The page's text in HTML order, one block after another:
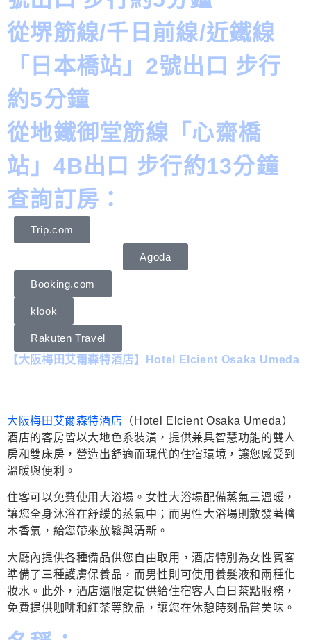
從堺筋線/千日前線/近鐵線
「日本橋站」2號出口 步行
約5分鐘
從地鐵御堂筋線「心齋橋
站」4B出口 步行約13分鐘
查詢訂房：
Trip.com
Agoda
Booking.com
klook
Rakuten Travel
【大阪梅田艾爾森特酒店】Hotel Elcient Osaka Umeda
大阪梅田艾爾森特酒店 （Hotel Elcient Osaka Umeda）
酒店的客房皆以大地色系裝潢，提供兼具智慧功能的雙人
房和雙床房，營造出舒適而現代的住宿環境，讓您感受到
溫暖與便利。
住客可以免費使用大浴場。女性大浴場配備蒸氣三溫暖，
讓您全身沐浴在舒緩的蒸氣中；而男性大浴場則散發著檜
木香氣，給您帶來放鬆與清新。
大廳內提供各種備品供您自由取用，酒店特別為女性賓客
準備了三種護膚保養品，而男性則可使用養髮液和兩種化
妝水。此外，酒店還限定提供給住宿客人白日茶點服務，
免費提供咖啡和紅茶等飲品，讓您在休憩時刻品嘗美味。